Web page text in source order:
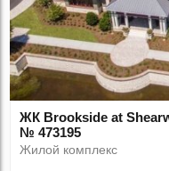
ЖК Brookside at
№ 473195
Жилой комплекс